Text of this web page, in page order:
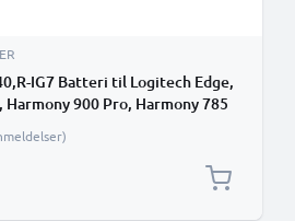
IG7 Batteri til Logitech Edge,
900 Pro, Harmony 785
af batteri Fjernbetjening +